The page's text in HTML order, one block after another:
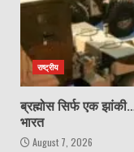
राष्ट्रीय
ब्रह्मोस सिर्फ एक
भारत
August 7, 2026